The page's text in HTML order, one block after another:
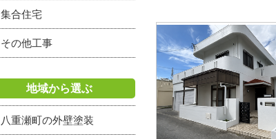
集合住宅
その他工事
地域から選ぶ
八重瀬町の外壁塗装